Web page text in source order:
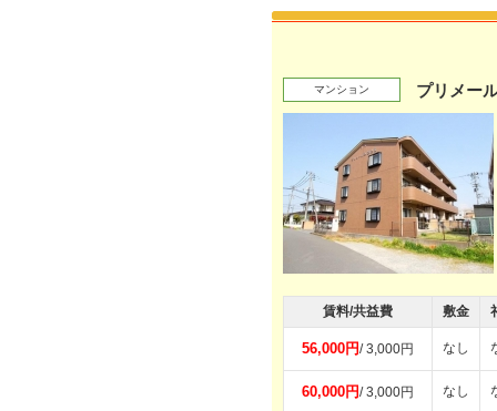
マンション プリメー
賃料/共益費 敷金
56,000円/ 3,000円 なし
60,000円/ 3,000円 なし